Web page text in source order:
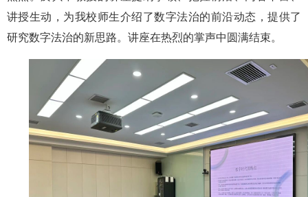
讲授生动，为我校师生介绍了数字法治的前沿动态，提供了
研究数字法治的新思路。讲座在热烈的掌声中圆满结束。